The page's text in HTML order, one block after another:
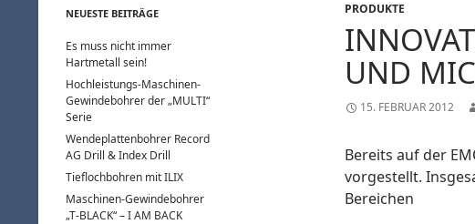
PRODUKTE
UND
15. FEBRUAR 2012
Bereits auf der
vorgestellt.
Bereichen
NEUESTE BEITRÄGE
Es muss nicht immer
Hartmetall sein!
Hochleistungs-Maschinen-
Gewindebohrer der „MULTI“
Serie
Wendeplattenbohrer Record
AG Drill & Index Drill
Tieflochbohren mit ILIX
Maschinen-Gewindebohrer
„T-BLACK“ – I AM BACK